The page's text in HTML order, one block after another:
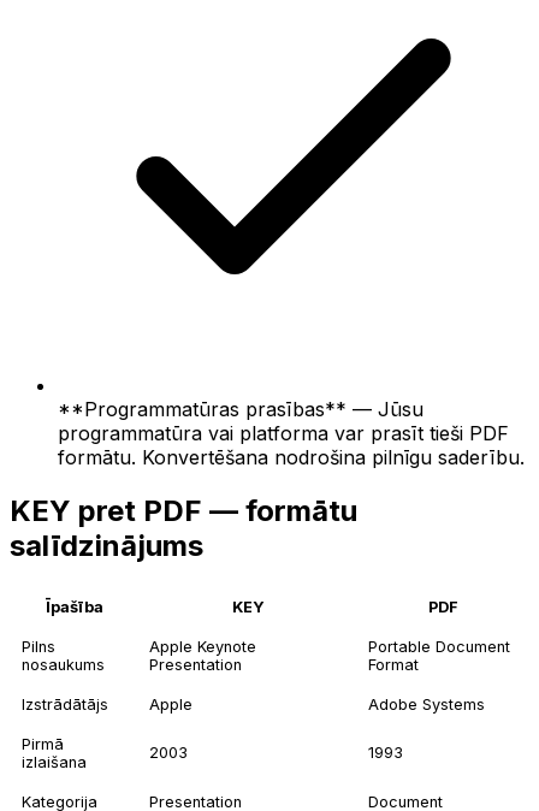
**Programmatūras prasības** — Jūsu
programmatūra vai platforma var prasīt tieši PDF
formātu. Konvertēšana nodrošina pilnīgu saderību.
KEY pret PDF — formātu
salīdzinājums
Īpašība KEY PDF
Pilns
nosaukums
Apple Keynote
Presentation
Portable Document
Format
Izstrādātājs Apple Adobe Systems
Pirmā
izlaišana
2003 1993
Kategorija Presentation Document